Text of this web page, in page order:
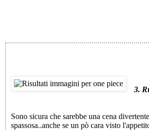
3.
Sono sicura che sarebbe una cena
spassosa..anche se un pò cara visto